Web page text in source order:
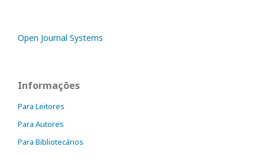
Open Journal Systems
Informações
Para Leitores
Para Autores
Para Bibliotecários